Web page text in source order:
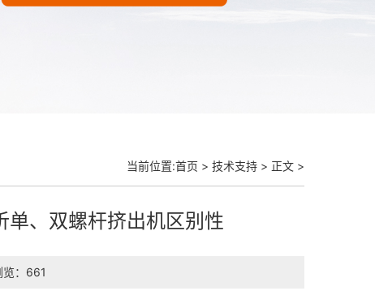
当前位置:首页 > 技术支持 > 正文 >
单、双螺杆挤出机区别性
览：661